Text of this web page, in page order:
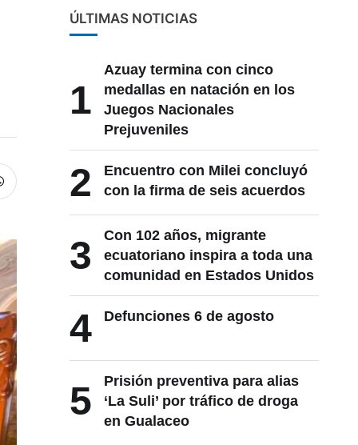
ÚLTIMAS NOTICIAS
1
Azuay termina con cinco
medallas en natación en los
Juegos Nacionales
Prejuveniles
2
Encuentro con Milei concluyó
con la firma de seis acuerdos
3
Con 102 años, migrante
ecuatoriano inspira a toda una
comunidad en Estados Unidos
4 Defunciones 6 de agosto
5
Prisión preventiva para alias
‘La Suli’ por tráfico de droga
en Gualaceo